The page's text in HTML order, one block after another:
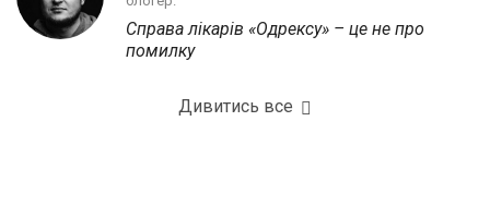
Справа лікарів «Одрексу» – це не про
помилку
Дивитись все